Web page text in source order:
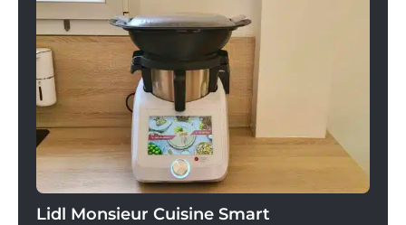
Lidl Monsieur Cuisine Smart